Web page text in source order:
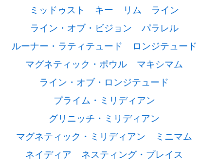
ミッドゥスト
キー リム
ライン
ライン・オブ・ビジョン
パラレル
ルーナー・ラティテュード
ロンジテュード
マグネティック・ポウル
マキシマム
ライン・オブ・ロンジテュード
プライム・ミリディアン
グリニッチ・ミリディアン
マグネティック・ミリディアン
ミニマム
ネイディア
ネスティング・プレイス